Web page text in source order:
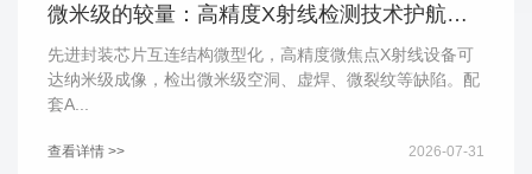
微米级的较量：高精度X射线检测技术护航集成电路品质
先进封装芯片互连结构微型化，高精度微焦点X射线设备可
达纳米级成像，检出微米级空洞、虚焊、微裂纹等缺陷。配
套A...
查看详情 >> 2026-07-31